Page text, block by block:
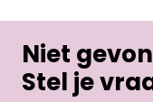
Niet
Stel je